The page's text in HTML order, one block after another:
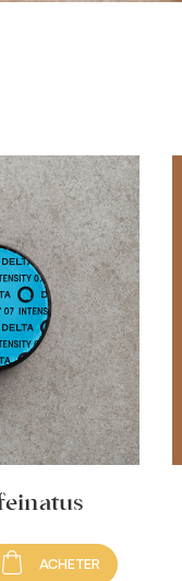
ACHETER